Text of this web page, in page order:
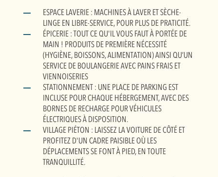
ESPACE LAVERIE : MACHINES À LAVER ET SÈCHE-
LINGE EN LIBRE-SERVICE, POUR PLUS DE PRATICITÉ.
ÉPICERIE : TOUT CE QU'IL VOUS FAUT À PORTÉE DE
MAIN ! PRODUITS DE PREMIÈRE NÉCESSITÉ
(HYGIÈNE, BOISSONS, ALIMENTATION) AINSI QU’UN
SERVICE DE BOULANGERIE AVEC PAINS FRAIS ET
VIENNOISERIES
STATIONNEMENT : UNE PLACE DE PARKING EST
INCLUSE POUR CHAQUE HÉBERGEMENT, AVEC DES
BORNES DE RECHARGE POUR VÉHICULES
ÉLECTRIQUES À DISPOSITION.
VILLAGE PIÉTON : LAISSEZ LA VOITURE DE CÔTÉ ET
PROFITEZ D'UN CADRE PAISIBLE OÙ LES
DÉPLACEMENTS SE FONT À PIED, EN TOUTE
TRANQUILLITÉ.